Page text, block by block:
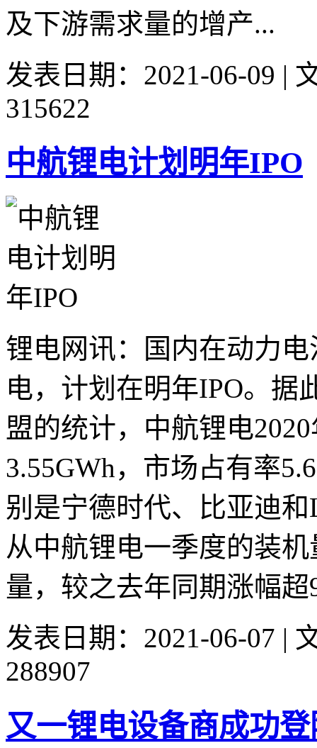
及下游需求量的增产...
发表日期：2021-06-09 |
315622
中航锂电计划明年IPO
锂电网讯：国内在动力
电，计划在明年IPO。据
盟的统计，中航锂电
3.55GWh，市场占有率
别是宁德时代、比亚迪
从中航锂电一季度的装
量，较之去年同期涨幅
发表日期：2021-06-07 |
288907
又一锂电设备商成功